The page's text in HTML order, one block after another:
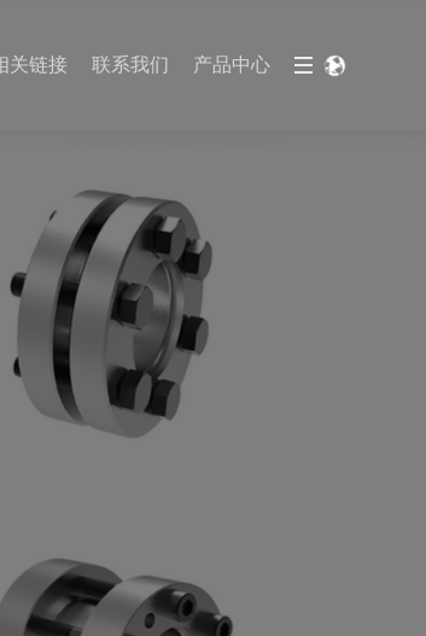
关链接 联系我们 产品中心